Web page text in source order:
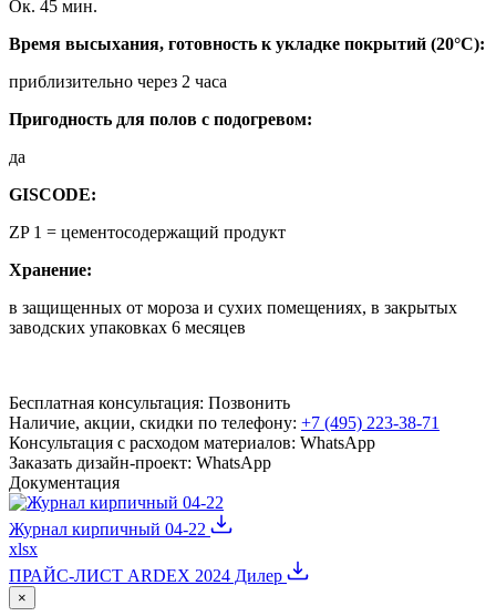
Ок. 45 мин.
Время высыхания, готовность к укладке покрытий (20°C):
приблизительно через 2 часа
Пригодность для полов с подогревом:
да
GISCODE:
ZP 1 = цементосодержащий продукт
Хранение:
в защищенных от мороза и сухих помещениях, в закрытых
заводских упаковках 6 месяцев
Бесплатная консультация: Позвонить
Наличие, акции, скидки по телефону: +7 (495) 223-38-71
Консультация с расходом материалов: WhatsApp
Заказать дизайн-проект: WhatsApp
Документация
Журнал кирпичный 04-22
xlsx
ПРАЙС-ЛИСТ ARDEX 2024 Дилер
×